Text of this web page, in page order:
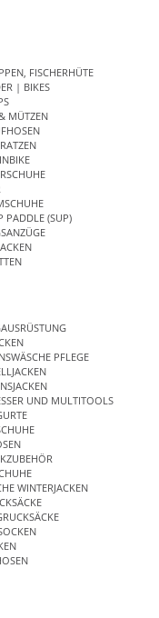
FISCHERHÜTE
| BIKES
MÜTZEN
PADDLE (SUP)
PFLEGE
UND MULTITOOLS
WINTERJACKEN